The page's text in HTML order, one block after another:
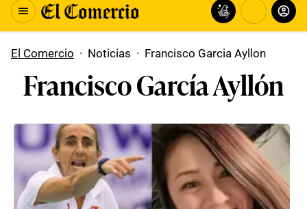
El Comercio · Noticias · Francisco Garcia Ayllon
Francisco García Ayllón